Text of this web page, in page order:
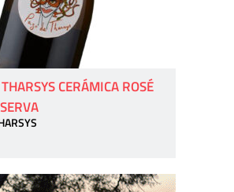
CERÁMICA ROSÉ